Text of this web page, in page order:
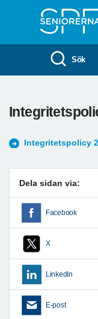
Sök
Integritetspolicy
Dela sidan via:
Facebook
X
LinkedIn
E-post